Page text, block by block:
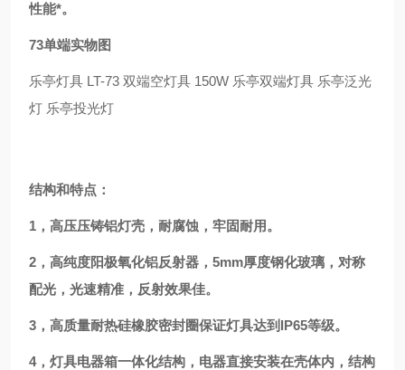
性能*。
73单端实物图
乐亭灯具 LT-73 双端空灯具 150W 乐亭双端灯具 乐亭泛光
灯 乐亭投光灯
结构和特点：
1，高压压铸铝灯壳，耐腐蚀，牢固耐用。
2，高纯度阳极氧化铝反射器，5mm厚度钢化玻璃，对称
配光，光速精准，反射效果佳。
3，高质量耐热硅橡胶密封圈保证灯具达到IP65等级。
4，灯具电器箱一体化结构，电器直接安装在壳体内，结构